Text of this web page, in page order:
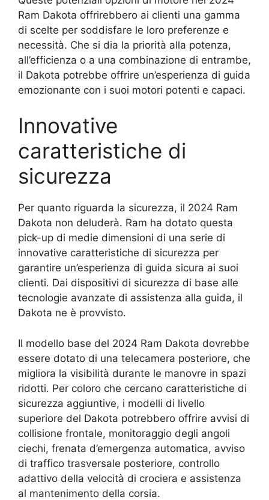
Ram Dakota offrirebbero ai clienti una gamma
di scelte per soddisfare le loro preferenze e
necessità. Che si dia la priorità alla potenza,
all’efficienza o a una combinazione di entrambe,
il Dakota potrebbe offrire un’esperienza di guida
emozionante con i suoi motori potenti e capaci.
Innovative
caratteristiche di
sicurezza
Per quanto riguarda la sicurezza, il 2024 Ram
Dakota non deluderà. Ram ha dotato questa
pick-up di medie dimensioni di una serie di
innovative caratteristiche di sicurezza per
garantire un’esperienza di guida sicura ai suoi
clienti. Dai dispositivi di sicurezza di base alle
tecnologie avanzate di assistenza alla guida, il
Dakota ne è provvisto.
Il modello base del 2024 Ram Dakota dovrebbe
essere dotato di una telecamera posteriore, che
migliora la visibilità durante le manovre in spazi
ridotti. Per coloro che cercano caratteristiche di
sicurezza aggiuntive, i modelli di livello
superiore del Dakota potrebbero offrire avvisi di
collisione frontale, monitoraggio degli angoli
ciechi, frenata d’emergenza automatica, avviso
di traffico trasversale posteriore, controllo
adattivo della velocità di crociera e assistenza
al mantenimento della corsia.